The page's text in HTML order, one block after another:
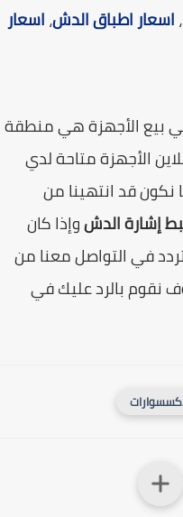
اطباق الدش،اسعار
الأجهزة هي منطقة
الأجهزة متاحة لدي
قد انتهينا من
الدشوإذا كان
في التواصل معنا من
بالرد عليك في